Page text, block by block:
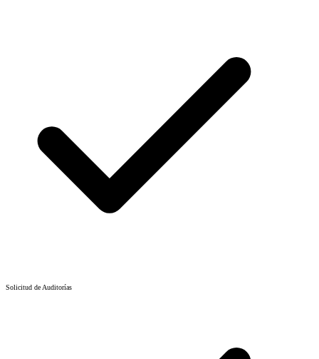
Solicitud de Auditorías